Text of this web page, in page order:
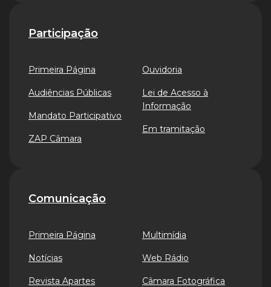
Participação
Primeira Página
Audiências Públicas
Mandato Participativo
ZAP Câmara
Ouvidoria
Lei de Acesso à
Informação
Em tramitação
Comunicação
Primeira Página
Notícias
Revista Apartes
Multimídia
Web Rádio
Câmara Fotográfica